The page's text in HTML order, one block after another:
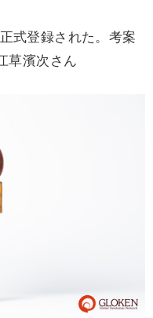
式登録された。考案
草濱次さん